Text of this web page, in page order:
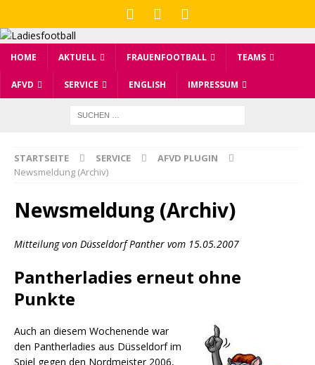
HOME AKTUELL FRAUENFOOTBALL TEAMS
AFVD SERVICE ENGLISH IMPRESSUM
STARTSEITE SERVICE
AFVD PLUGIN
Newsmeldung (Archiv)
Newsmeldung (Archiv)
Mitteilung von Düsseldorf Panther vom 15.05.2007
Pantherladies erneut ohne
Punkte
Auch an diesem Wochenende war
den Pantherladies aus Düsseldorf im
Spiel gegen den Nordmeister 2006,